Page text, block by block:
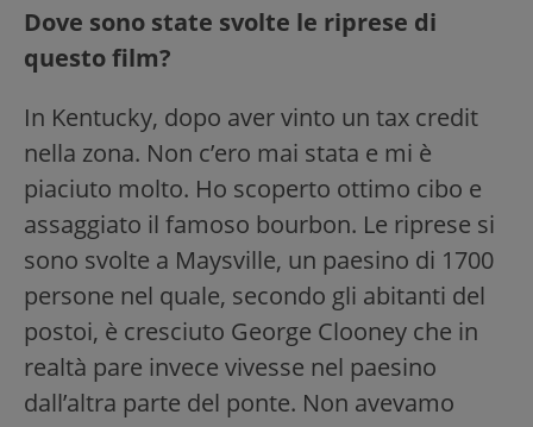
Dove sono state svolte le riprese di
questo film?
In Kentucky, dopo aver vinto un tax credit
nella zona. Non c’ero mai stata e mi è
piaciuto molto. Ho scoperto ottimo cibo e
assaggiato il famoso bourbon. Le riprese si
sono svolte a Maysville, un paesino di 1700
persone nel quale, secondo gli abitanti del
postoi, è cresciuto George Clooney che in
realtà pare invece vivesse nel paesino
dall’altra parte del ponte. Non avevamo